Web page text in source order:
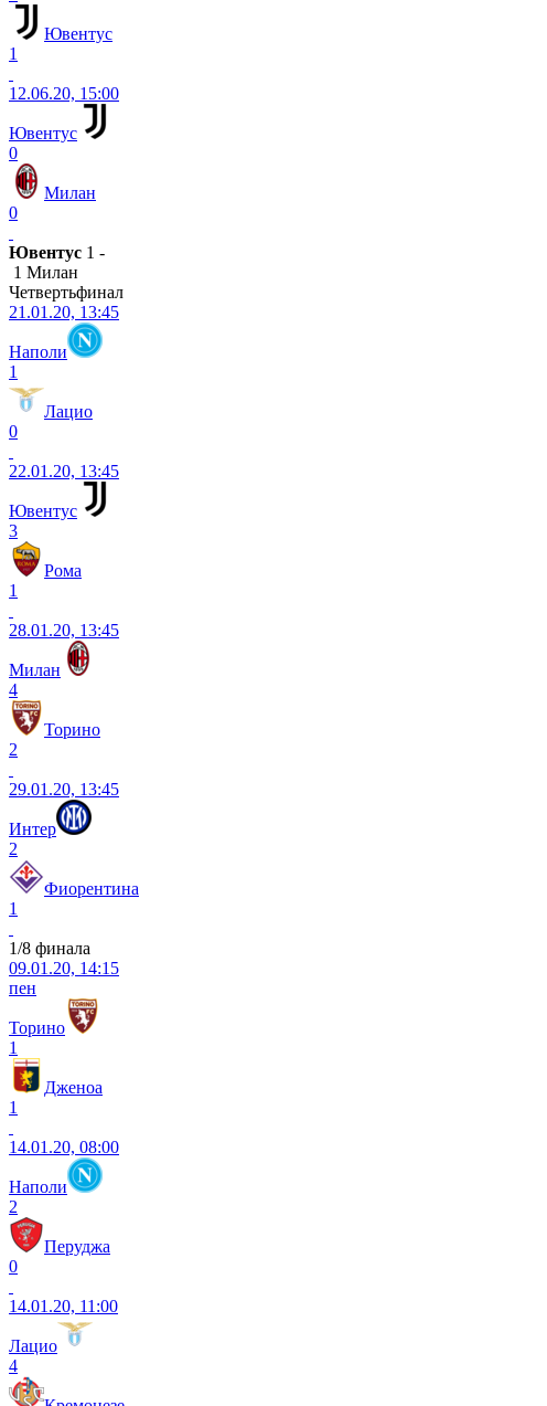
Ювентус
1
12.06.20, 15:00
Ювентус
0
Милан
0
Ювентус 1 -
1 Милан
Четвертьфинал
21.01.20, 13:45
Наполи
1
Лацио
0
22.01.20, 13:45
Ювентус
3
Рома
1
28.01.20, 13:45
Милан
4
Торино
2
29.01.20, 13:45
Интер
2
Фиорентина
1
1/8 финала
09.01.20, 14:15
пен
Торино
1
Дженоа
1
14.01.20, 08:00
Наполи
2
Перуджа
0
14.01.20, 11:00
Лацио
4